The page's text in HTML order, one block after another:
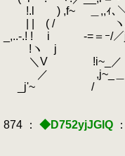
!.l ) ,f~ ＿,,ｨ､
| | ( / ヽ./,/／
_,..-.! ! i -=＝ｰ/
!ヽ j ）ｰ
＼V !i~_／ ﾄ
／ ,j~_＿
_j'~
874 ： ◆D752yjJGlQ